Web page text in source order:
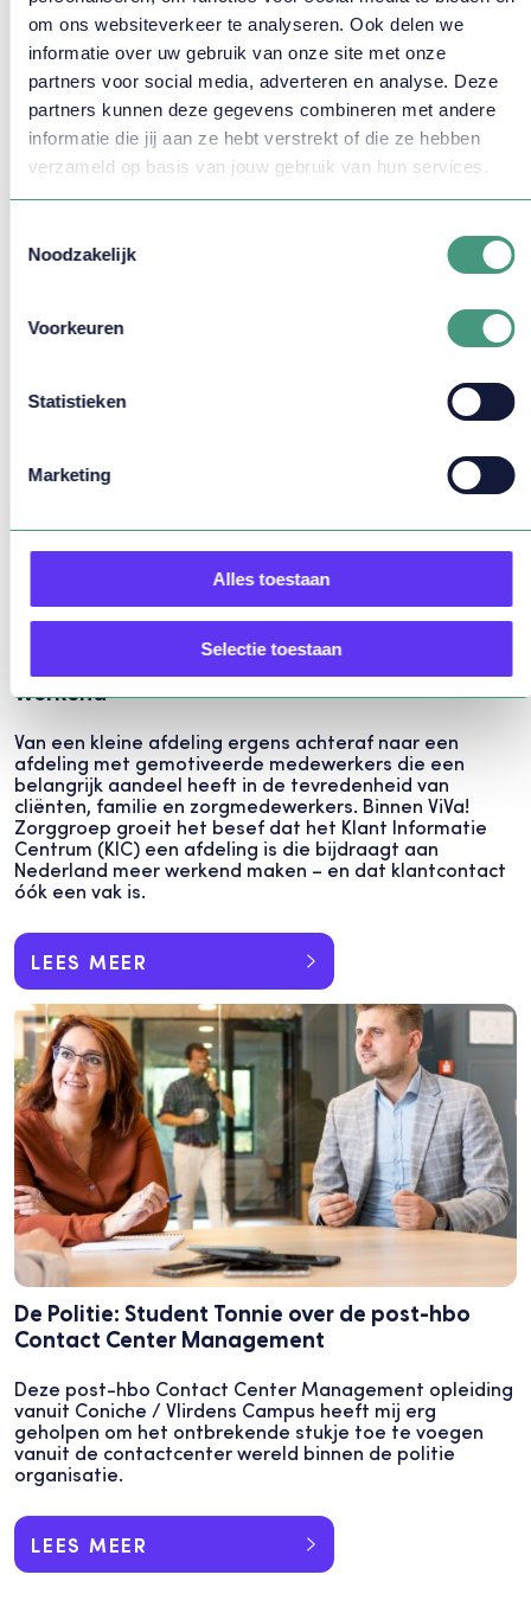
om ons websiteverkeer te analyseren. Ook delen we
informatie over uw gebruik van onze site met onze
partners voor social media, adverteren en analyse. Deze
partners kunnen deze gegevens combineren met andere
informatie die jij aan ze hebt verstrekt of die ze hebben
verzameld op basis van jouw gebruik van hun services.
Noodzakelijk
Voorkeuren
Statistieken
Marketing
Alles toestaan
Selectie toestaan
Eurydice Talens
Functioneel Applicatiebeheerder
Meer weten?
Bekijk ook eens
werkend
Van een kleine afdeling ergens achteraf naar een
afdeling met gemotiveerde medewerkers die een
belangrijk aandeel heeft in de tevredenheid van
cliënten, familie en zorgmedewerkers. Binnen ViVa!
Zorggroep groeit het besef dat het Klant Informatie
Centrum (KIC) een afdeling is die bijdraagt aan
Nederland meer werkend maken – en dat klantcontact
óók een vak is.
LEES MEER
De Politie: Student Tonnie over de post-hbo
Contact Center Management
Deze post-hbo Contact Center Management opleiding
vanuit Coniche / Vlirdens Campus heeft mij erg
geholpen om het ontbrekende stukje toe te voegen
vanuit de contactcenter wereld binnen de politie
organisatie.
LEES MEER